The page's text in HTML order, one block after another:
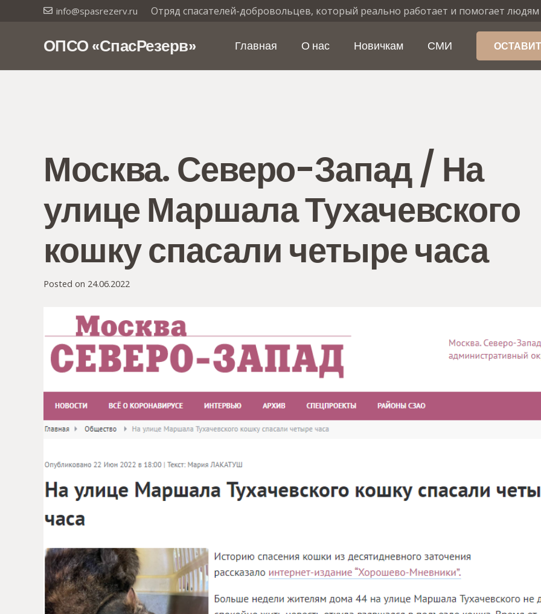
info@spasrezerv.ru Отряд спасателей-добровольцев, который реально работает и помогает людям
ОПСО «СпасРезерв» Главная О нас Новичкам СМИ
Москва. Северо-Запад / На
улице Маршала Тухачевского
кошку спасали четыре часа
Posted on 24.06.2022